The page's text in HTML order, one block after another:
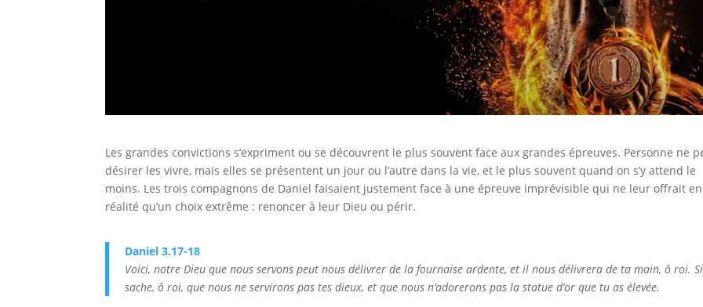
Les grandes convictions s’expriment ou se découvrent le plus souvent face aux grandes épreuves. Personne ne
désirer les vivre, mais elles se présentent un jour ou l’autre dans la vie, et le plus souvent quand on s’y attend le
moins. Les trois compagnons de Daniel faisaient justement face à une épreuve imprévisible qui ne leur offrait en
réalité qu’un choix extrême : renoncer à leur Dieu ou périr.
Daniel 3.17-18
Voici, notre Dieu que nous servons peut nous délivrer de la fournaise ardente, et il nous délivrera de ta main, ô roi.
sache, ô roi, que nous ne servirons pas tes dieux, et que nous n’adorerons pas la statue d’or que tu as élevée.